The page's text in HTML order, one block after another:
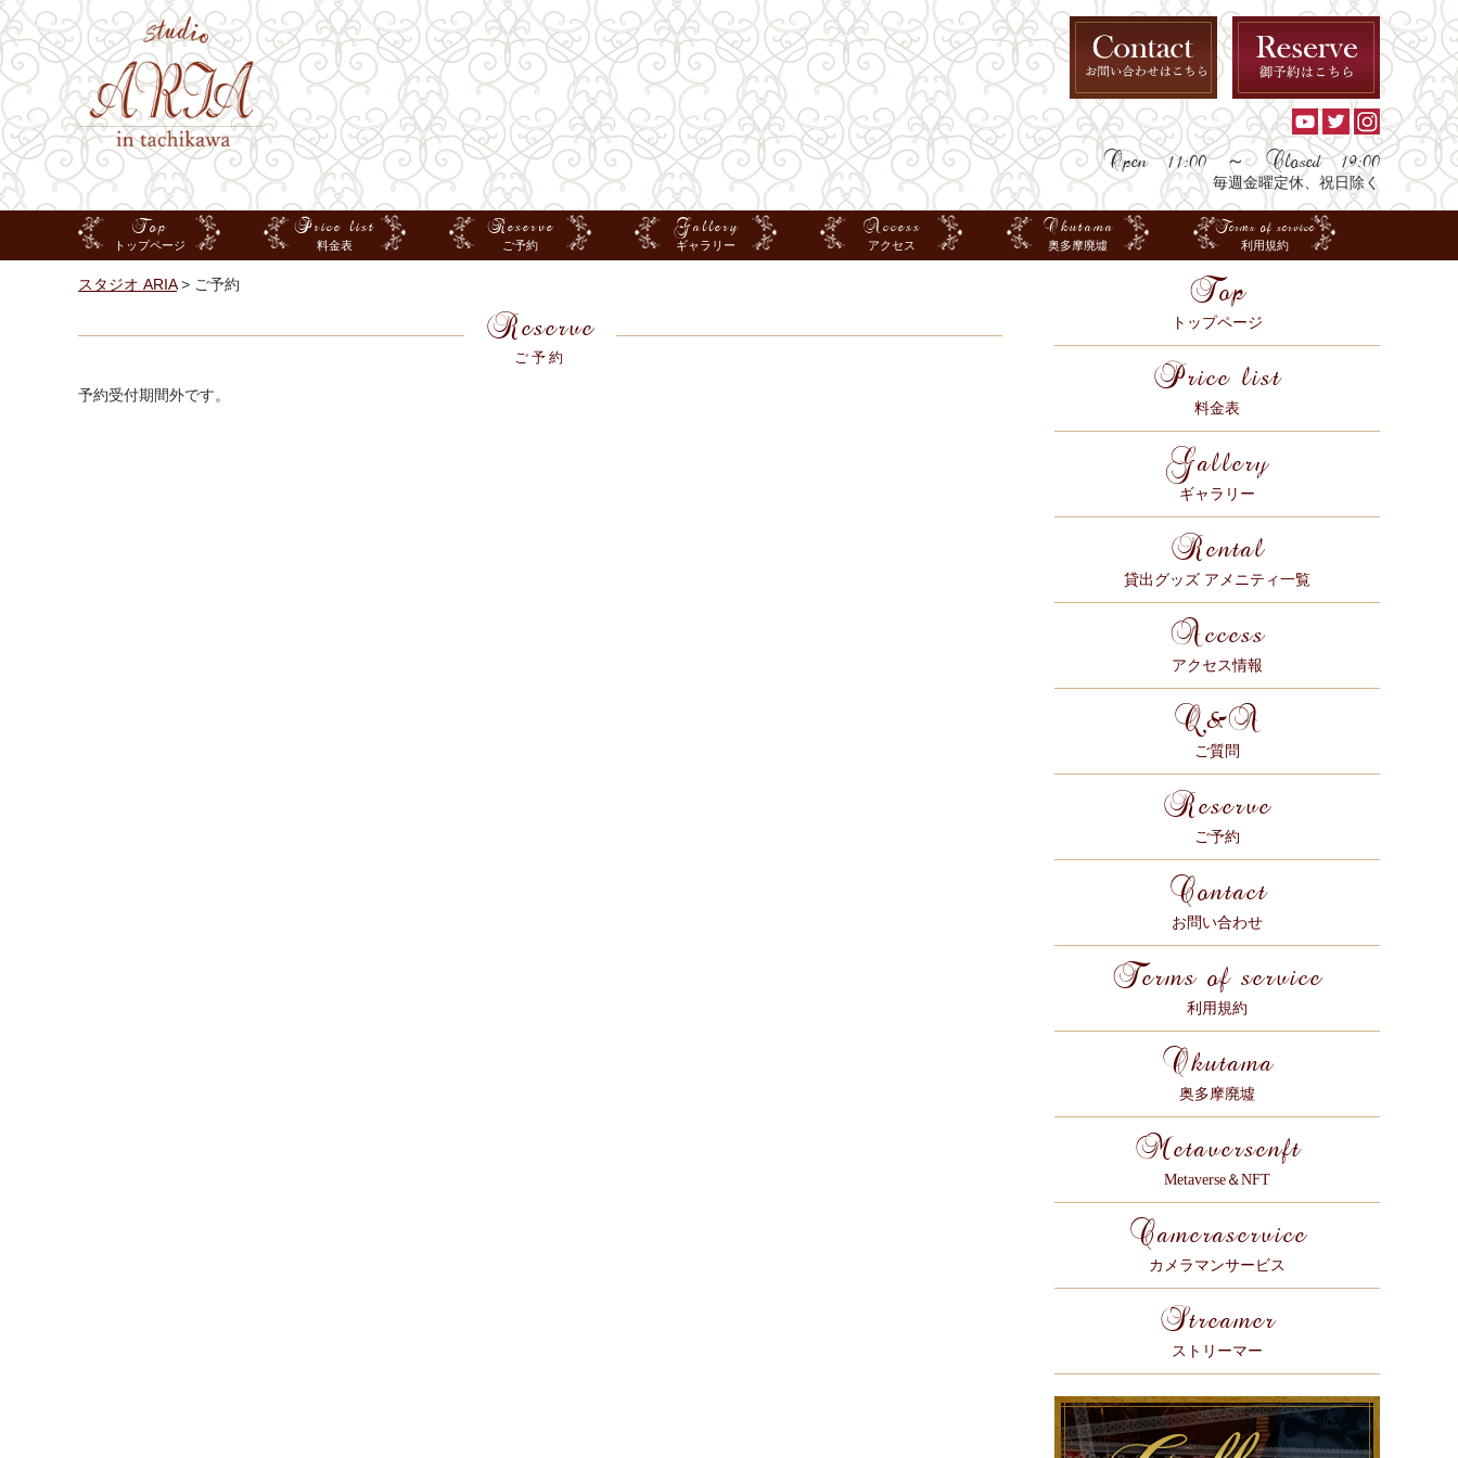
Open 11:00 ～ Closed 19:00
毎週金曜定休、祝日除く
Top
トップページ
Price list
料金表
Reserve
ご予約
Gallery
ギャラリー
Access
アクセス
Okutama
奥多摩廃墟
Terms of service
利用規約
スタジオ ARIA> ご予約
Reserve
ご予約
予約受付期間外です。
Top
トップページ
Price list
料金表
Gallery
ギャラリー
Rental
貸出グッズ アメニティ一覧
Access
アクセス情報
Q&A
ご質問
Reserve
ご予約
Contact
お問い合わせ
Terms of service
利用規約
Okutama
奥多摩廃墟
Metaversenft
Metaverse＆NFT
Cameraservice
カメラマンサービス
Streamer
ストリーマー